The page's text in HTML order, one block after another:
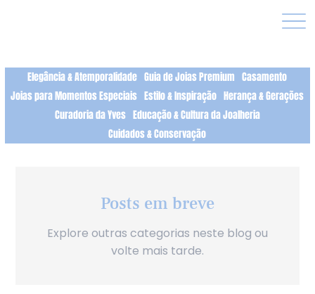
Elegância & Atemporalidade Guia de Joias Premium Casamento
Joias para Momentos Especiais Estilo & Inspiração Herança & Gerações
Curadoria da Yves Educação & Cultura da Joalheria
Cuidados & Conservação
Posts em breve
Explore outras categorias neste blog ou
volte mais tarde.